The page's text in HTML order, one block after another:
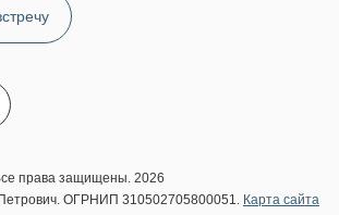
права защищены. 2026
ОГРНИП 310502705800051. Карта сайта